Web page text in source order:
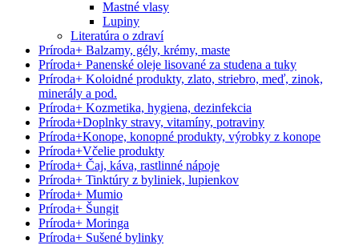
Mastné vlasy
Lupiny
Literatúra o zdraví
Príroda+ Balzamy, gély, krémy, maste
Príroda+ Panenské oleje lisované za studena a tuky
Príroda+ Koloidné produkty, zlato, striebro, meď, zinok,
minerály a pod.
Príroda+ Kozmetika, hygiena, dezinfekcia
Príroda+Doplnky stravy, vitamíny, potraviny
Príroda+Konope, konopné produkty, výrobky z konope
Príroda+Včelie produkty
Príroda+ Čaj, káva, rastlinné nápoje
Príroda+ Tinktúry z byliniek, lupienkov
Príroda+ Mumio
Príroda+ Šungit
Príroda+ Moringa
Príroda+ Sušené bylinky